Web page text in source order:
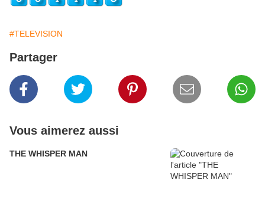
#TELEVISION
Partager
Vous aimerez aussi
THE WHISPER MAN